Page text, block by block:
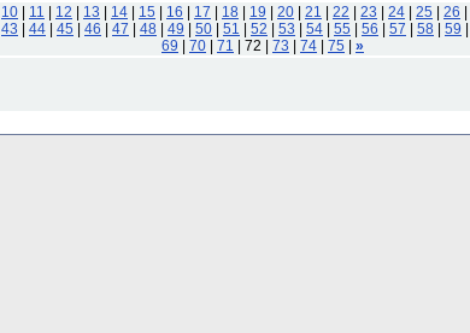
10 11 12 13 14 15 16 17 18 19 20 21 22 23 24 25 26
43 44 45 46 47 48 49 50 51 52 53 54 55 56 57 58 59
69
70 71 72 | 73 74 75 »